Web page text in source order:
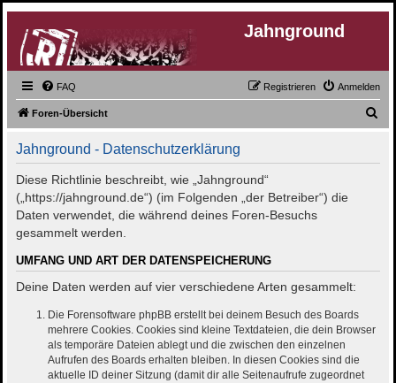
Jahnground
FAQ Anmelden
Registrieren
Foren-Übersicht
Jahnground - Datenschutzerklärung
Diese Richtlinie beschreibt, wie „Jahnground“
(„https://jahnground.de“) (im Folgenden „der Betreiber“) die
Daten verwendet, die während deines Foren-Besuchs
gesammelt werden.
UMFANG UND ART DER DATENSPEICHERUNG
Deine Daten werden auf vier verschiedene Arten gesammelt:
Die Forensoftware phpBB erstellt bei deinem Besuch des Boards
mehrere Cookies. Cookies sind kleine Textdateien, die dein Browser
als temporäre Dateien ablegt und die zwischen den einzelnen
Aufrufen des Boards erhalten bleiben. In diesen Cookies sind die
aktuelle ID deiner Sitzung (damit dir alle Seitenaufrufe zugeordnet